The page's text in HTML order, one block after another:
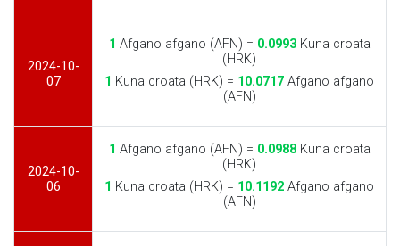
2024-10-
07
1 Afgano afgano (AFN) = 0.0993Kuna croata
(HRK)
1 Kuna croata (HRK) = 10.0717 Afgano afgano
(AFN)
2024-10-
06
1 Afgano afgano (AFN) = 0.0988Kuna croata
(HRK)
1 Kuna croata (HRK) = 10.1192 Afgano afgano
(AFN)